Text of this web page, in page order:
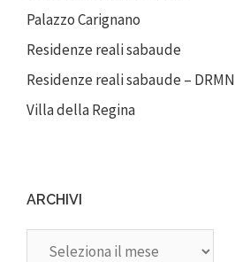
Palazzo Carignano
Residenze reali sabaude
Residenze reali sabaude –
Villa della Regina
ARCHIVI